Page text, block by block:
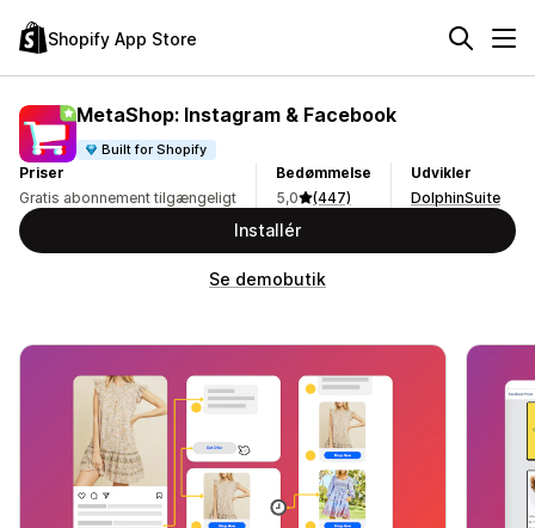
Shopify App Store
MetaShop: Instagram & Facebook
Built for Shopify
Priser
Gratis abonnement tilgængeligt
Bedømmelse
5,0
(447)
Udvikler
DolphinSuite
Installér
Se demobutik